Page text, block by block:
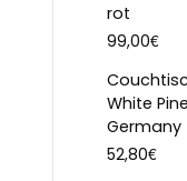
rot
99,00€
White
Germany
52,80€